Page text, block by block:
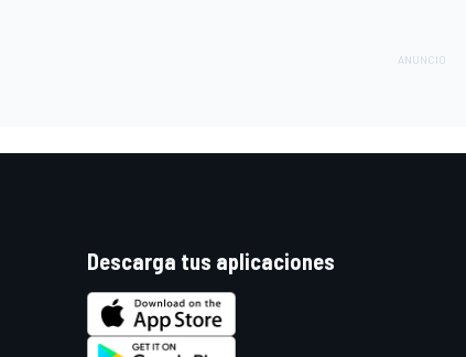
Descarga tus aplicaciones